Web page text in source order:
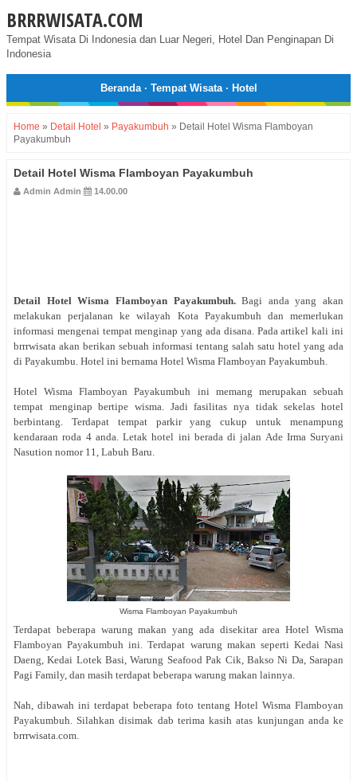
BRRRWISATA.COM
Tempat Wisata Di Indonesia dan Luar Negeri, Hotel Dan Penginapan Di
Indonesia
Beranda· Tempat Wisata· Hotel
Home » Detail Hotel » Payakumbuh » Detail Hotel Wisma Flamboyan
Payakumbuh
Detail Hotel Wisma Flamboyan Payakumbuh
Admin Admin 14.00.00
Detail Hotel Wisma Flamboyan Payakumbuh.Bagi anda yang akan
melakukan perjalanan ke wilayah Kota Payakumbuh dan memerlukan
informasi mengenai tempat menginap yang ada disana. Pada artikel kali ini
brrrwisata akan berikan sebuah informasi tentang salah satu hotel yang ada
di Payakumbu. Hotel ini bernama Hotel Wisma Flamboyan Payakumbuh.
Hotel Wisma Flamboyan Payakumbuh ini memang merupakan sebuah
tempat menginap bertipe wisma. Jadi fasilitas nya tidak sekelas hotel
berbintang. Terdapat tempat parkir yang cukup untuk menampung
kendaraan roda 4 anda. Letak hotel ini berada di jalan Ade Irma Suryani
Nasution nomor 11, Labuh Baru.
Wisma Flamboyan Payakumbuh
Terdapat beberapa warung makan yang ada disekitar area Hotel Wisma
Flamboyan Payakumbuh ini. Terdapat warung makan seperti Kedai Nasi
Daeng, Kedai Lotek Basi, Warung Seafood Pak Cik, Bakso Ni Da, Sarapan
Pagi Family, dan masih terdapat beberapa warung makan lainnya.
Nah, dibawah ini terdapat beberapa foto tentang Hotel Wisma Flamboyan
Payakumbuh. Silahkan disimak dab terima kasih atas kunjungan anda ke
brrrwisata.com.